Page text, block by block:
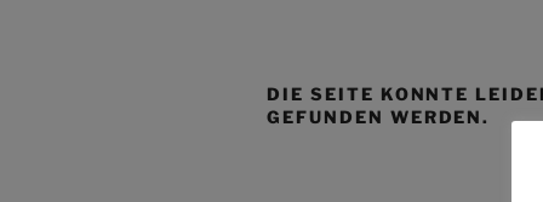
DIE SEITE KONNTE
GEFUNDEN WERDEN.